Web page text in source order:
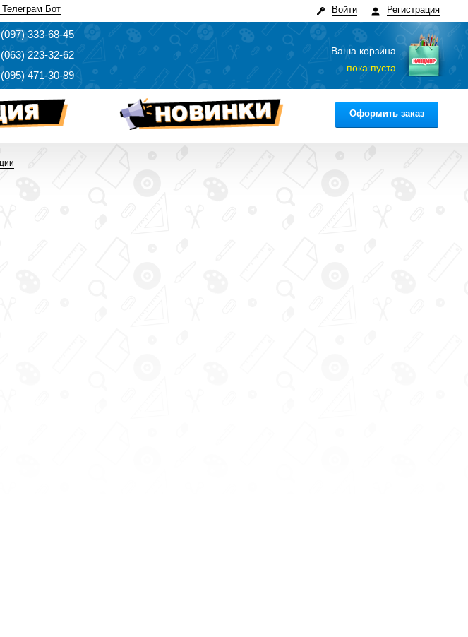
Бот Регистрация
Войти
(097)333-68-45
(063) 223-32-62
(095) 471-30-89
Ваша корзина
пока пуста
Оформить заказ